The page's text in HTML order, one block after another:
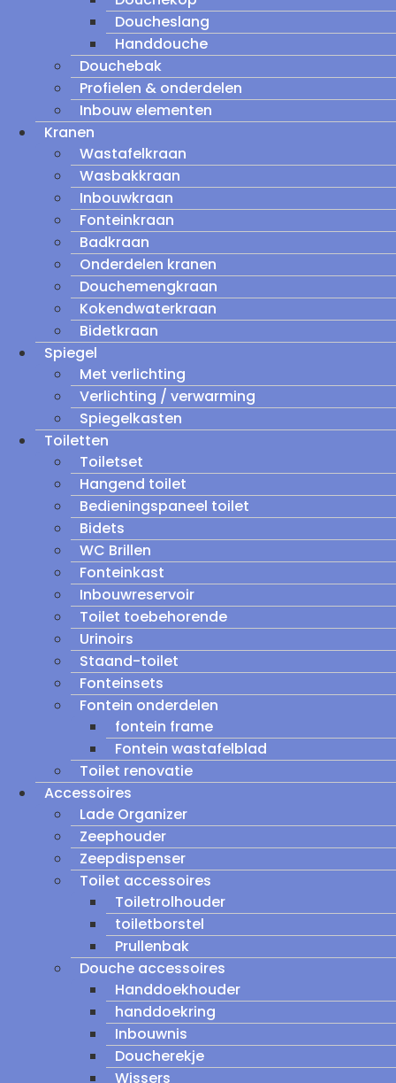
Doucheslang
Handdouche
Douchebak
Profielen & onderdelen
Inbouw elementen
Kranen
Wastafelkraan
Wasbakkraan
Inbouwkraan
Fonteinkraan
Badkraan
Onderdelen kranen
Douchemengkraan
Kokendwaterkraan
Bidetkraan
Spiegel
Met verlichting
Verlichting / verwarming
Spiegelkasten
Toiletten
Toiletset
Hangend toilet
Bedieningspaneel toilet
Bidets
WC Brillen
Fonteinkast
Inbouwreservoir
Toilet toebehorende
Urinoirs
Staand-toilet
Fonteinsets
Fontein onderdelen
fontein frame
Fontein wastafelblad
Toilet renovatie
Accessoires
Lade Organizer
Zeephouder
Zeepdispenser
Toilet accessoires
Toiletrolhouder
toiletborstel
Prullenbak
Douche accessoires
Handdoekhouder
handdoekring
Inbouwnis
Doucherekje
Wissers